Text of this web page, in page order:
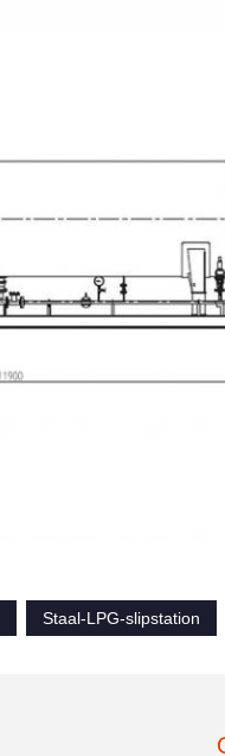
Staal-LPG-slipstation